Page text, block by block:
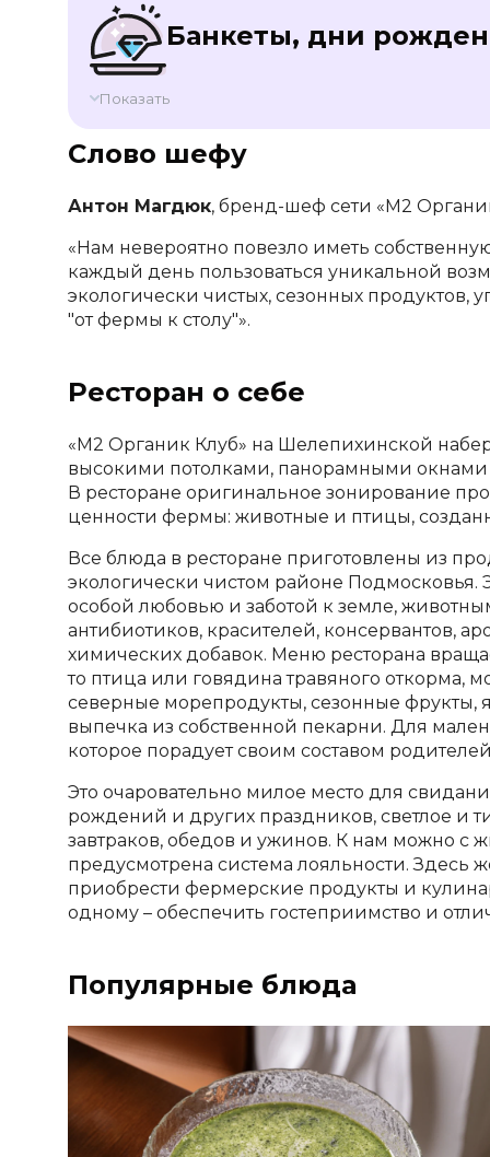
Банкеты, дни
Показать
Слово шефу
Антон Магдюк, бренд-шеф сети «М2
«Нам невероятно повезло иметь
каждый день пользоваться уникальной
экологически чистых, сезонных
"от фермы к столу"».
Ресторан о себе
«М2 Органик Клуб» на Шелепихинской
высокими потолками, панорамными
В ресторане оригинальное зонирование
ценности фермы: животные и птицы,
Все блюда в ресторане приготовлены из
экологически чистом районе
особой любовью и заботой к земле,
антибиотиков, красителей, консервантов,
химических добавок. Меню ресторана
то птица или говядина травяного откорма,
северные морепродукты, сезонные
выпечка из собственной пекарни. Для
которое порадует своим составом
Это очаровательно милое место для
рождений и других праздников, светлое и
завтраков, обедов и ужинов. К нам можно с
предусмотрена система лояльности.
приобрести фермерские продукты и
одному – обеспечить гостеприимство и
Популярные блюда